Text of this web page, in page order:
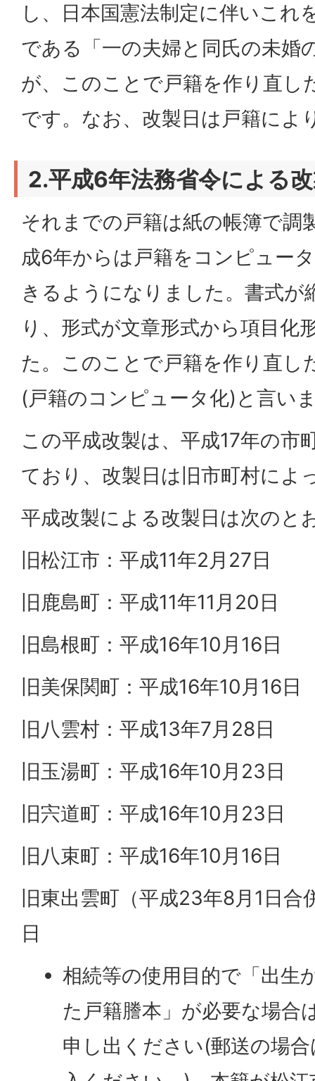
し、日本国憲法制定に伴いこれ
である「一の夫婦と同氏の未婚
が、このことで戸籍を作り直し
です。なお、改製日は戸籍によ
2.平成6年法務省令による
それまでの戸籍は紙の帳簿で調
成6年からは戸籍をコンピュー
きるようになりました。書式が
り、形式が文章形式から項目化
た。このことで戸籍を作り直し
(戸籍のコンピュータ化)と言い
この平成改製は、平成17年の市
ており、改製日は旧市町村によ
平成改製による改製日は次のと
旧松江市：平成11年2月27日
旧鹿島町：平成11年11月20日
旧島根町：平成16年10月16日
旧美保関町：平成16年10月16日
旧八雲村：平成13年7月28日
旧玉湯町：平成16年10月23日
旧宍道町：平成16年10月23日
旧八束町：平成16年10月16日
旧東出雲町（平成23年8月1日
日
相続等の使用目的で「出生
た戸籍謄本」が必要な場合
申し出ください(郵送の場